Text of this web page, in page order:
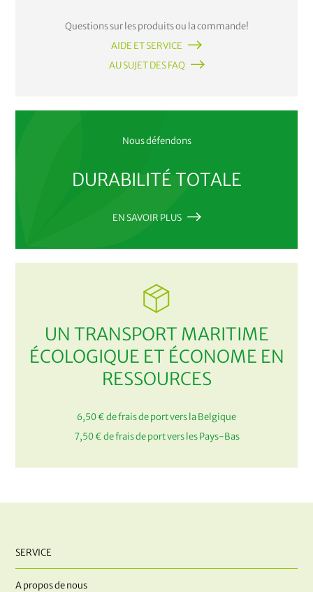
Questions sur les produits ou la commande!
AIDE ET SERVICE
AU SUJET DES FAQ
Nous défendons
DURABILITÉ TOTALE
EN SAVOIR PLUS
UN TRANSPORT MARITIME
ÉCOLOGIQUE ET ÉCONOME EN
RESSOURCES
6,50 € de frais de port vers la Belgique
7,50 € de frais de port vers les Pays-Bas
SERVICE
A propos de nous